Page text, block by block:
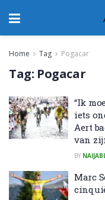
Home Tag Pogacar
Tag: Pogacar
“Ik
iets
Aert
van
BY
Marc